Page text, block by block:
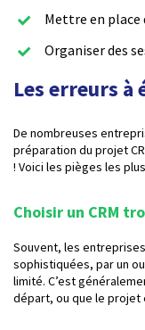
Mettre en place
Organiser des
Les erreurs à
De nombreuses
préparation du projet
! Voici les pièges les
Choisir un CRM
Souvent, les
sophistiquées, par un
limité. C’est
départ, ou que le projet